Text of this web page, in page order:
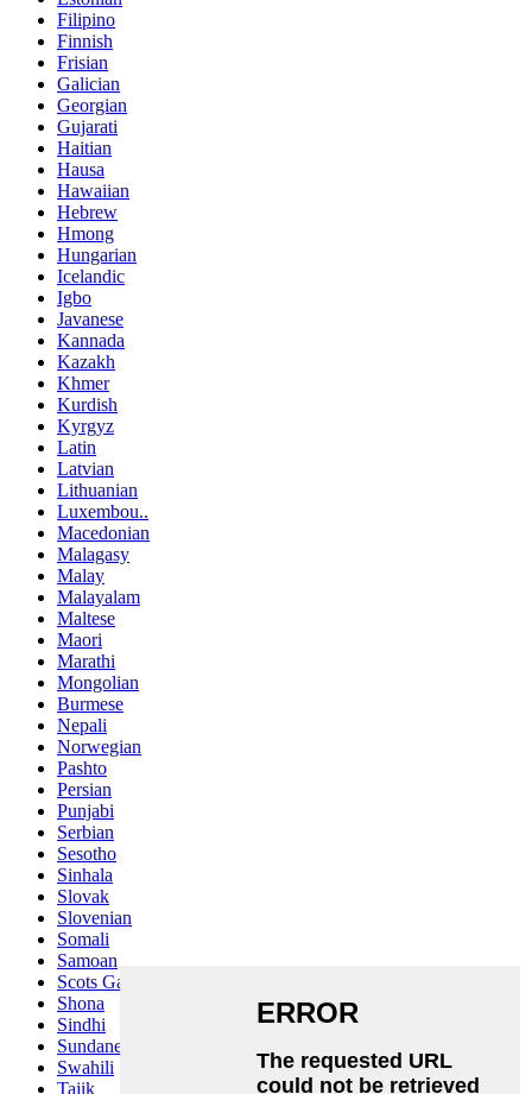
Filipino
Finnish
Frisian
Galician
Georgian
Gujarati
Haitian
Hausa
Hawaiian
Hebrew
Hmong
Hungarian
Icelandic
Igbo
Javanese
Kannada
Kazakh
Khmer
Kurdish
Kyrgyz
Latin
Latvian
Lithuanian
Luxembou..
Macedonian
Malagasy
Malay
Malayalam
Maltese
Maori
Marathi
Mongolian
Burmese
Nepali
Norwegian
Pashto
Persian
Punjabi
Serbian
Sesotho
Sinhala
Slovak
Slovenian
Somali
Samoan
Scots Gaelic
Shona
Sindhi
Sundanese
Swahili
Tajik